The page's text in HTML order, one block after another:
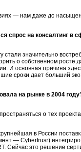
— нам даже до
спрос на консалтинг в
стали значительно
о собственном
И основная причина
сроки дает больший
на рынке в 2004
о тех
в России
— Cybertrusr)
Сейчас это решение